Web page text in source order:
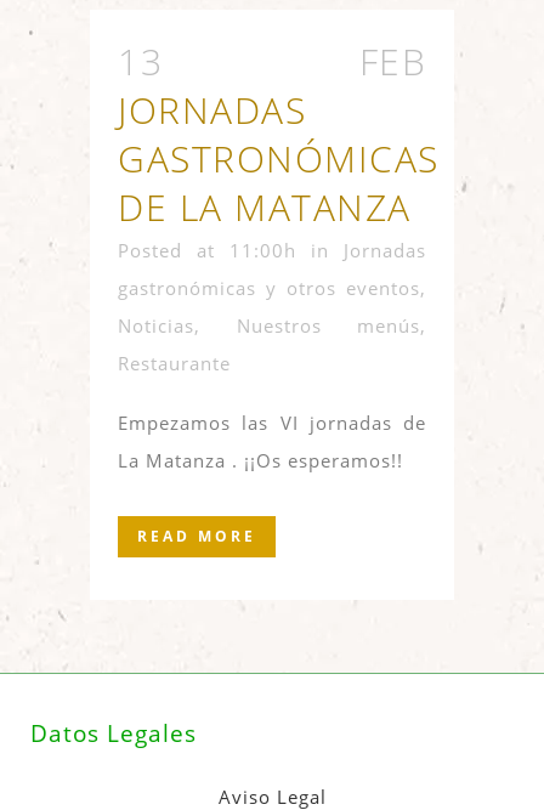
13 FEB
JORNADAS
GASTRONÓMICAS
DE LA MATANZA
Posted at 11:00h in Jornadas
gastronómicas y otros eventos,
Noticias, Nuestros menús,
Restaurante
Empezamos las VI jornadas de
La Matanza . ¡¡Os esperamos!!
READ MORE
Datos Legales
Aviso Legal